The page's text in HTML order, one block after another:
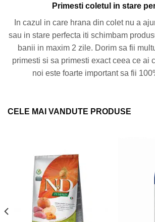
Primesti coletul in stare
In cazul in care hrana din colet nu a
sau in stare perfecta iti schimbam
banii in maxim 2 zile. Dorim sa fii
primesti si sa primesti exact ceea ce ai
noi este foarte important sa fii
CELE MAI VANDUTE PRODUSE